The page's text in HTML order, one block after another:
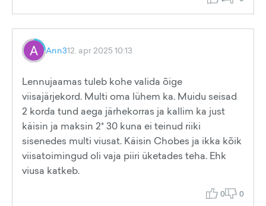
Ann312. apr 2025 10:13
Lennujaamas tuleb kohe valida õige
viisajärjekord. Multi oma lühem ka. Muidu seisad
2 korda tund aega järhekorras ja kallim ka just
käisin ja maksin 2* 30 kuna ei teinud riiki
sisenedes multi viusat. Käisin Chobes ja ikka kõik
viisatoimingud oli vaja piiri üketades teha. Ehk
viusa katkeb.
0 0